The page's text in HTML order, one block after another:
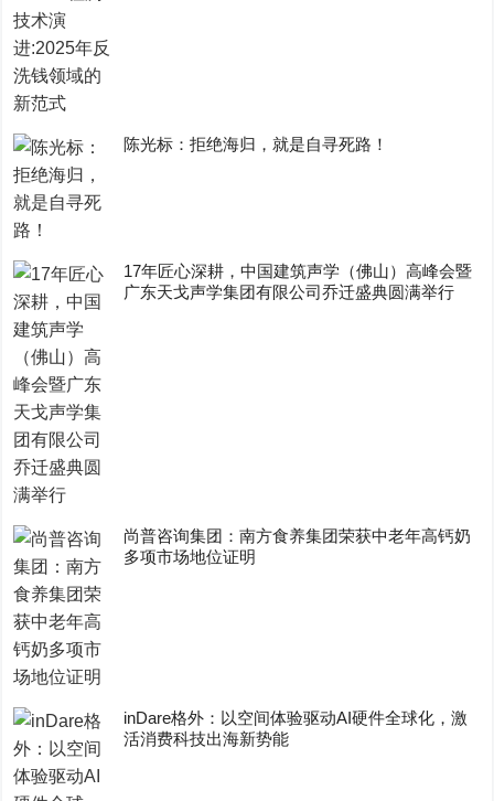
陈光标：拒绝海归，就是自寻死路！
17年匠心深耕，中国建筑声学（佛山）高峰会暨
广东天戈声学集团有限公司乔迁盛典圆满举行
尚普咨询集团：南方食养集团荣获中老年高钙奶
多项市场地位证明
inDare格外：以空间体验驱动AI硬件全球化，激
活消费科技出海新势能